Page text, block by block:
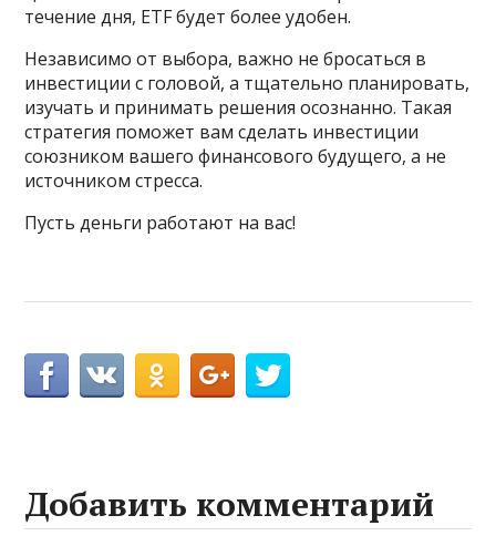
течение дня, ETF будет более удобен.
Независимо от выбора, важно не бросаться в
инвестиции с головой, а тщательно планировать,
изучать и принимать решения осознанно. Такая
стратегия поможет вам сделать инвестиции
союзником вашего финансового будущего, а не
источником стресса.
Пусть деньги работают на вас!
Добавить комментарий